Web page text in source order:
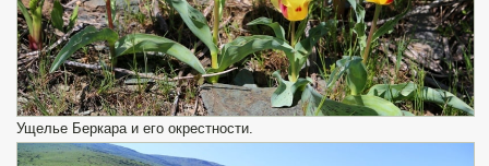
Ущелье Беркара и его окрестности.